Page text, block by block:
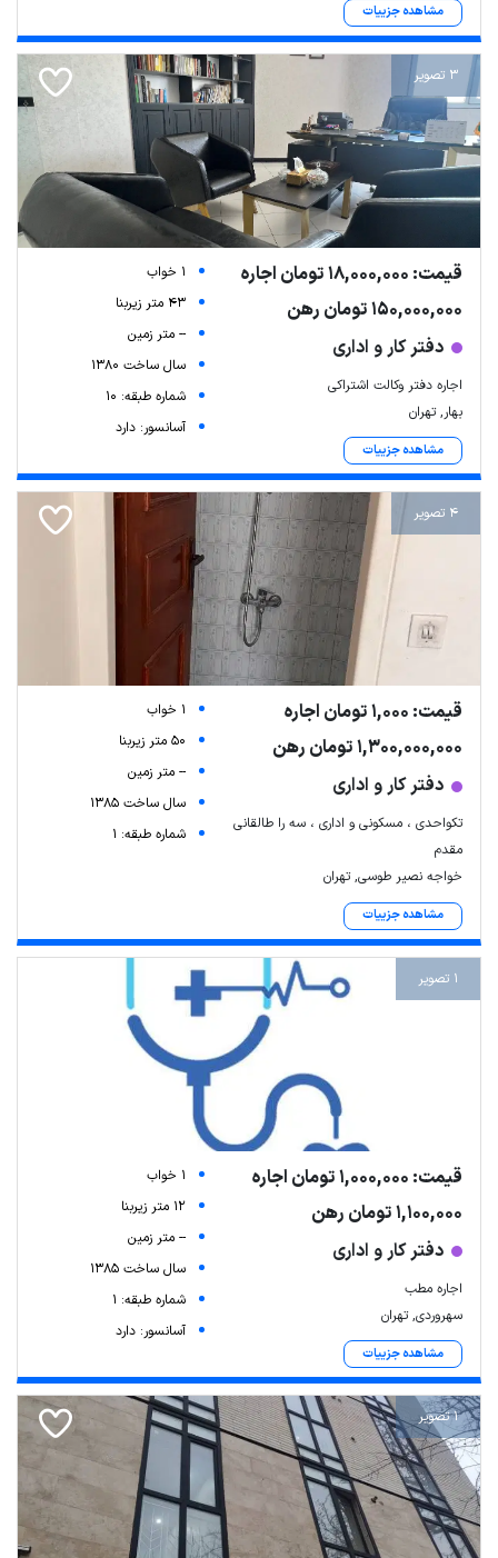
Leaflet| Map data ©
مشاهده جزییات
3 تصویر
قیمت: 18,000,000 تومان اجاره
150,000,000 تومان رهن
دفتر کار و اداری
اجاره دفتر وکالت اشتراکی
بهار, تهران
مشاهده جزییات
1 خواب
43 متر زیربنا
-- متر زمین
سال ساخت 1380
شماره طبقه: 10
آسانسور: دارد
4 تصویر
قیمت: 1,000 تومان اجاره
1,300,000,000 تومان رهن
دفتر کار و اداری
تکواحدی ، مسکونی و اداری ، سه را طالقانی
مقدم
خواجه نصیر طوسی, تهران
مشاهده جزییات
1 خواب
50 متر زیربنا
-- متر زمین
سال ساخت 1385
شماره طبقه: 1
1 تصویر
قیمت: 1,000,000 تومان اجاره
1,100,000 تومان رهن
دفتر کار و اداری
اجاره مطب
سهروردی, تهران
مشاهده جزییات
1 خواب
12 متر زیربنا
-- متر زمین
سال ساخت 1385
شماره طبقه: 1
آسانسور: دارد
1 تصویر